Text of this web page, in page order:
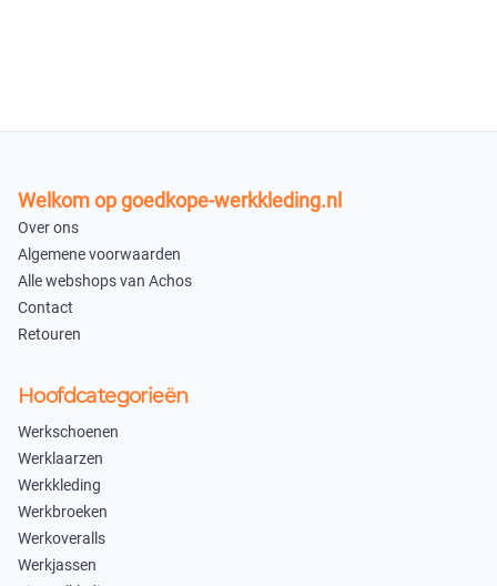
Uitverkocht Uitverkocht
48
In winkelmandje
Welkom op goedkope-werkkleding.nl
Over ons
Algemene voorwaarden
Alle webshops van Achos
Contact
Retouren
Hoofdcategorieën
Werkschoenen
Werklaarzen
Werkkleding
Werkbroeken
Werkoveralls
Werkjassen